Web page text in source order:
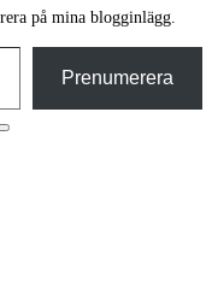
på mina blogginlägg.
Prenumerera